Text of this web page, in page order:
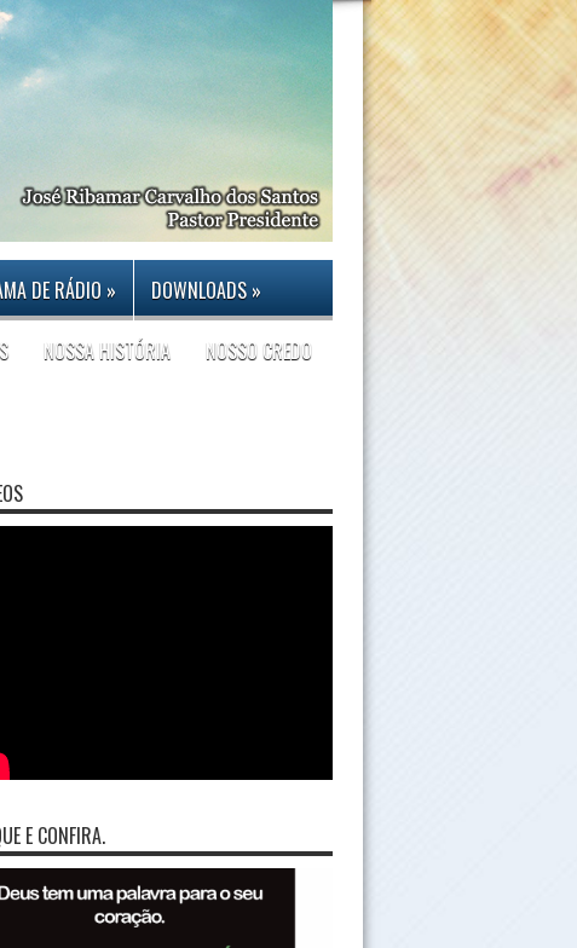
DE RÁDIO» DOWNLOADS»
NOSSA HISTÓRIA NOSSO CREDO
E CONFIRA.